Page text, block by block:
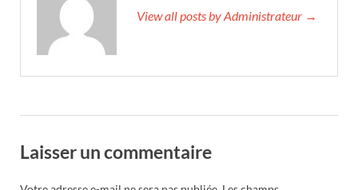
View all posts by Administrateur →
Laisser un commentaire